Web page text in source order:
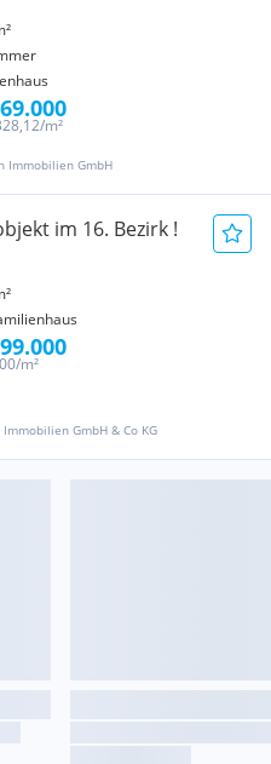
Immobilien GmbH
m²
im 16. Bezirk !
Immobilien GmbH & Co KG
m²